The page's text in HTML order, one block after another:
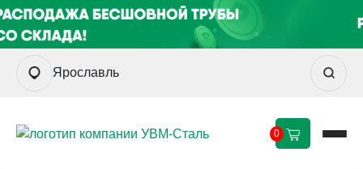
Ярославль
0